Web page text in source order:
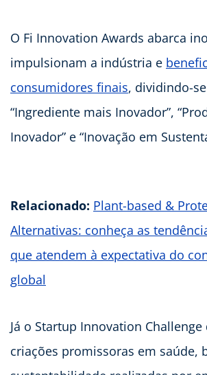
O Fi Innovation Awards abarca
impulsionam a indústria e
consumidores finais, dividindo-
“Ingrediente mais Inovador”,
Inovador” e “Inovação em
Relacionado: Plant-based &
Alternativas: conheça as
que atendem à expectativa do
global
Já o Startup Innovation Challenge
criações promissoras em saúde,